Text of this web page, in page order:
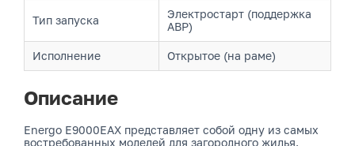
Тип запуска
Электростарт (поддержка
АВР)
Исполнение Открытое (на раме)
Описание
Energo E9000EAX представляет собой одну из самых
востребованных моделей для загородного жилья.